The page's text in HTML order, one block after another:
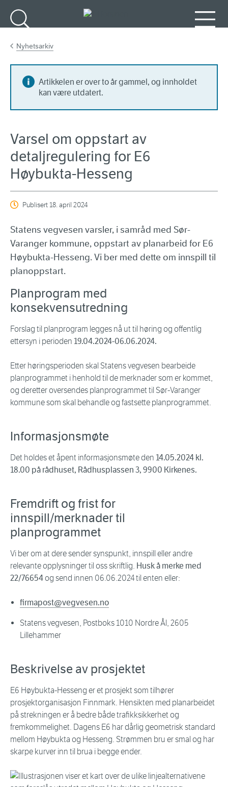
Nyhetsarkiv
Artikkelen er over to år gammel, og innholdet
kan være utdatert.
Varsel om oppstart av
detaljregulering for E6
Høybukta-Hesseng
Publisert18. april 2024
Statens vegvesen varsler, i samråd med Sør-
Varanger kommune, oppstart av planarbeid for E6
Høybukta-Hesseng. Vi ber med dette om innspill til
planoppstart.
Planprogram med
konsekvensutredning
Forslag til planprogram legges nå ut til høring og offentlig
ettersyn i perioden 19.04.2024-06.06.2024.
Etter høringsperioden skal Statens vegvesen bearbeide
planprogrammet i henhold til de merknader som er kommet,
og deretter oversendes planprogrammet til Sør-Varanger
kommune som skal behandle og fastsette planprogrammet.
Informasjonsmøte
Det holdes et åpent informasjonsmøte den 14.05.2024 kl.
18.00 på rådhuset, Rådhusplassen 3, 9900 Kirkenes.
Fremdrift og frist for
innspill/merknader til
planprogrammet
Vi ber om at dere sender synspunkt, innspill eller andre
relevante opplysninger til oss skriftlig. Husk å merke med
22/76654og send innen 06.06.2024 til enten eller:
firmapost@vegvesen.no
Statens vegvesen, Postboks 1010 Nordre Ål, 2605
Lillehammer
Beskrivelse av prosjektet
E6 Høybukta-Hesseng er et prosjekt som tilhører
prosjektorganisasjon Finnmark. Hensikten med planarbeidet
på strekningen er å bedre både trafikksikkerhet og
fremkommelighet. Dagens E6 har dårlig geometrisk standard
mellom Høybukta og Hesseng. Strømmen bru er smal og har
skarpe kurver inn til brua i begge ender.